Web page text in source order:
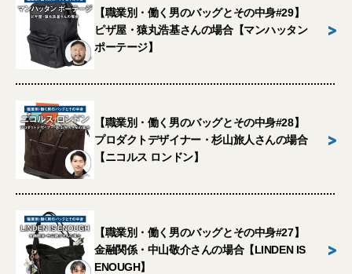
【職業別・働く男のバッグとその中身#29】
ピザ屋・猿丸浩基さんの場合【マンハッタン
ポーテージ】
>
【職業別・働く男のバッグとその中身#28】
プロダクトデザイナー・杉山旅人さんの場合
【ニコルス ロンドン】
>
【職業別・働く男のバッグとその中身#27】
金融関係・中山敬介さんの場合【LINDEN IS
ENOUGH】
>